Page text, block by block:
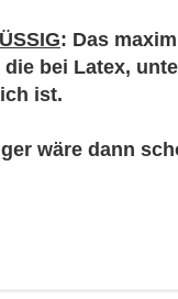
: Das
bei Latex,
ist.
wäre dann